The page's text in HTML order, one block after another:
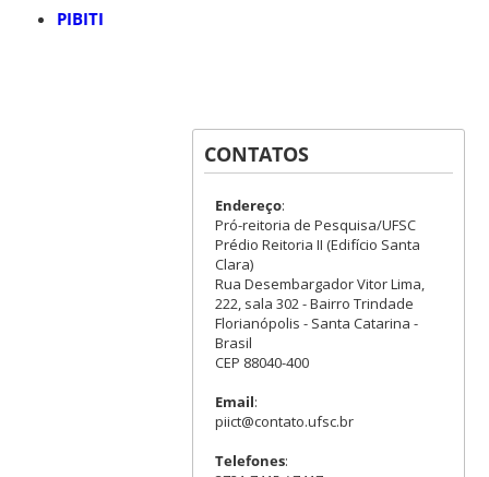
PIBITI
CONTATOS
Endereço:
Pró-reitoria de Pesquisa/UFSC
Prédio Reitoria II (Edifício Santa
Clara)
Rua Desembargador Vitor Lima,
222, sala 302 - Bairro Trindade
Florianópolis - Santa Catarina -
Brasil
CEP 88040-400
Email:
piict@contato.ufsc.br
Telefones: